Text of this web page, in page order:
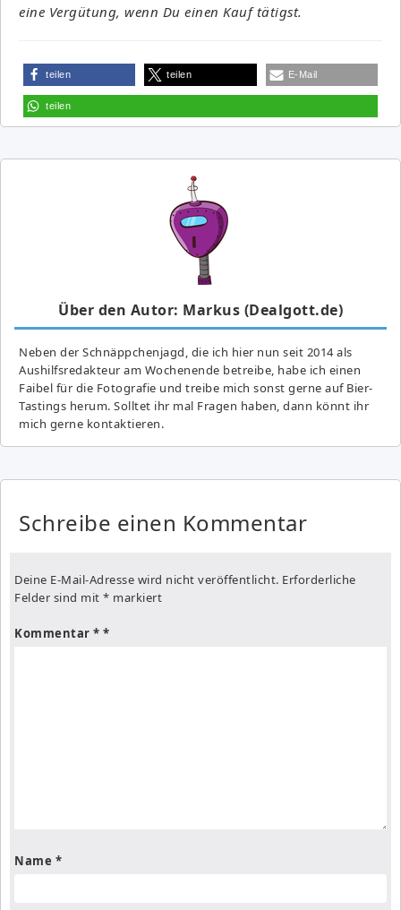
eine Vergütung, wenn Du einen Kauf tätigst.
teilen teilen E-Mail
teilen
Über den Autor: Markus (Dealgott.de)
Neben der Schnäppchenjagd, die ich hier nun seit 2014 als
Aushilfsredakteur am Wochenende betreibe, habe ich einen
Faibel für die Fotografie und treibe mich sonst gerne auf Bier-
Tastings herum. Solltet ihr mal Fragen haben, dann könnt ihr
mich gerne kontaktieren.
Schreibe einen Kommentar
Deine E-Mail-Adresse wird nicht veröffentlicht. Erforderliche
Felder sind mit * markiert
Kommentar *
Name *